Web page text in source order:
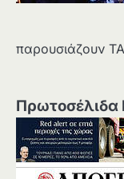
παρουσιάζουν
Πρωτοσέλιδα